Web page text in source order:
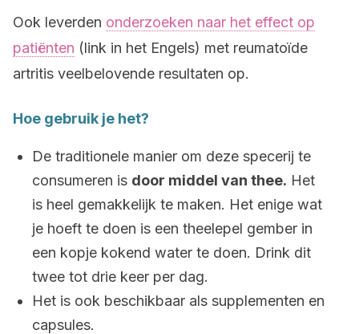
Ook leverden onderzoeken naar het effect op
patiënten (link in het Engels) met reumatoïde
artritis veelbelovende resultaten op.
Hoe gebruik je het?
De traditionele manier om deze specerij te
consumeren is door middel van thee. Het
is heel gemakkelijk te maken. Het enige wat
je hoeft te doen is een theelepel gember in
een kopje kokend water te doen. Drink dit
twee tot drie keer per dag.
Het is ook beschikbaar als supplementen en
capsules.